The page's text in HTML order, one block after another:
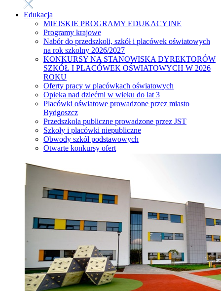
Edukacja
MIEJSKIE PROGRAMY EDUKACYJNE
Programy krajowe
Nabór do przedszkoli, szkół i placówek oświatowych
na rok szkolny 2026/2027
KONKURSY NA STANOWISKA DYREKTORÓW
SZKÓŁ I PLACÓWEK OŚWIATOWYCH W 2026
ROKU
Oferty pracy w placówkach oświatowych
Opieka nad dziećmi w wieku do lat 3
Placówki oświatowe prowadzone przez miasto
Bydgoszcz
Przedszkola publiczne prowadzone przez JST
Szkoły i placówki niepubliczne
Obwody szkół podstawowych
Otwarte konkursy ofert